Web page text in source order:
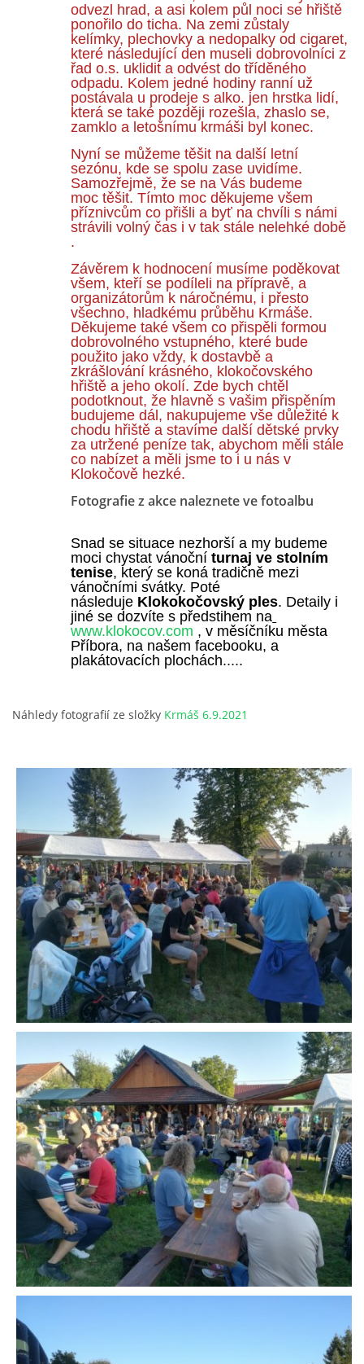
odvezl hrad, a asi kolem půl noci se hřiště
ponořilo do ticha. Na zemi zůstaly
kelímky, plechovky a nedopalky od cigaret,
které následující den museli dobrovolníci z
řad o.s. uklidit a odvést do tříděného
odpadu. Kolem jedné hodiny ranní už
postávala u prodeje s alko. jen hrstka lidí,
která se také později rozešla, zhaslo se,
zamklo a letošnímu krmáši byl konec.
Nyní se můžeme těšit na další letní
sezónu, kde se spolu zase uvidíme.
Samozřejmě, že se na Vás budeme
moc těšit. Tímto moc děkujeme všem
příznivcům co přišli a byť na chvíli s námi
strávili volný čas i v tak stále nelehké době
.
Závěrem k hodnocení musíme poděkovat
všem, kteří se podíleli na přípravě, a
organizátorům k náročnému, i přesto
všechno, hladkému průběhu Krmáše.
Děkujeme také všem co přispěli formou
dobrovolného vstupného, které bude
použito jako vždy, k dostavbě a
zkrášlování krásného, klokočovského
hřiště a jeho okolí. Zde bych chtěl
podotknout, že hlavně s vašim přispěním
budujeme dál, nakupujeme vše důležité k
chodu hřiště a stavíme další dětské prvky
za utržené peníze tak, abychom měli stále
co nabízet a měli jsme to i u nás v
Klokočově hezké.
Fotografie z akce naleznete ve fotoalbu
Snad se situace nezhorší a my budeme
moci chystat vánočníturnaj ve stolním
tenise, který se koná tradičně mezi
vánočními svátky. Poté
následuje Klokokočovský ples. Detaily i
jiné se dozvíte s předstihem na
www.klokocov.com , v měsíčníku města
Příbora, na našem facebooku, a
plakátovacích plochách.....
Náhledy fotografií ze složky Krmáš 6.9.2021